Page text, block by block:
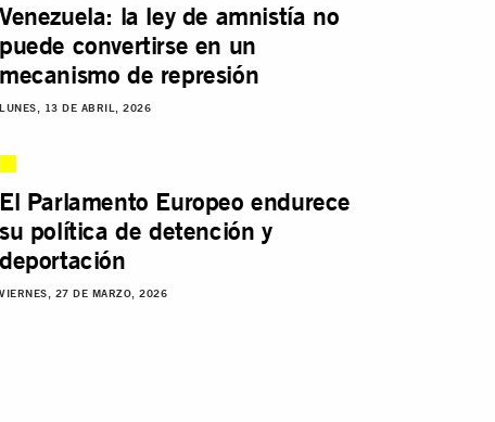
Venezuela: la ley de amnistía no
puede convertirse en un
mecanismo de represión
LUNES, 13 DE ABRIL, 2026
El Parlamento Europeo endurece
su política de detención y
deportación
VIERNES, 27 DE MARZO, 2026